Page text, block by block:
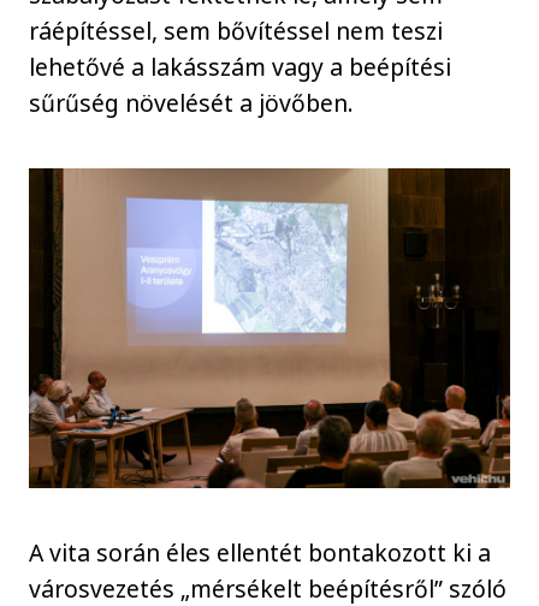
ráépítéssel, sem bővítéssel nem teszi
lehetővé a lakásszám vagy a beépítési
sűrűség növelését a jövőben.
A vita során éles ellentét bontakozott ki a
városvezetés „mérsékelt beépítésről” szóló